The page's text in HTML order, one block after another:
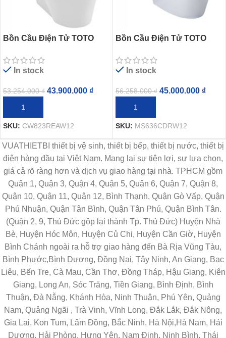
Bồn Cầu Điện Tử TOTO
Động Đóng Mở
In stock
53.254.000₫ 43.900.000 ₫
THÊM VÀO GIỎ HÀNG
SKU: CW823REAW12
Bồn Cầu Điện Tử TOTO
Washlet Giấu Dây
In stock
56.258.000₫ 45.000.000 ₫
THÊM VÀO GIỎ HÀNG
SKU: MS636CDRW12
VUATHIETBI thiết bị vệ sinh, thiết bị bếp, thiết bị nước, thiết bị
điện hàng đầu tại Việt Nam. Mang lại sự tiện lợi, sự lựa chọn,
giá cả rõ ràng hơn và dịch vụ giao hàng tại nhà. TPHCM gồm
Quận 1, Quận 3, Quận 4, Quận 5, Quận 6, Quận 7, Quận 8,
Quận 10, Quận 11, Quận 12, Bình Thạnh, Quận Gò Vấp, Quận
Phú Nhuận, Quận Tân Bình, Quận Tân Phú, Quận Bình Tân.
(Quận 2, 9, Thủ Đức gộp lại thành Tp. Thủ Đức) Huyện Nhà
Bè, Huyện Hóc Môn, Huyện Củ Chi, Huyện Cần Giờ, Huyện
Bình Chánh ngoài ra hỗ trợ giao hàng đến Bà Rịa Vũng Tàu,
Bình Phước,Bình Dương, Đồng Nai, Tây Ninh, An Giang, Bạc
Liêu, Bến Tre, Cà Mau, Cần Thơ, Đồng Tháp, Hậu Giang, Kiên
Giang, Long An, Sóc Trăng, Tiền Giang, Bình Định, Bình
Thuận, Đà Nẵng, Khánh Hòa, Ninh Thuận, Phú Yên, Quảng
Nam, Quảng Ngãi , Trà Vinh, Vĩnh Long, Đắk Lắk, Đắk Nông,
Gia Lai, Kon Tum, Lâm Đồng, Bắc Ninh, Hà Nội,Hà Nam, Hải
Dương, Hải Phòng, Hưng Yên, Nam Định, Ninh Bình, Thái